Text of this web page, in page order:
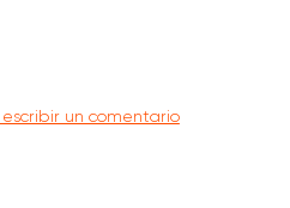
escribir un comentario